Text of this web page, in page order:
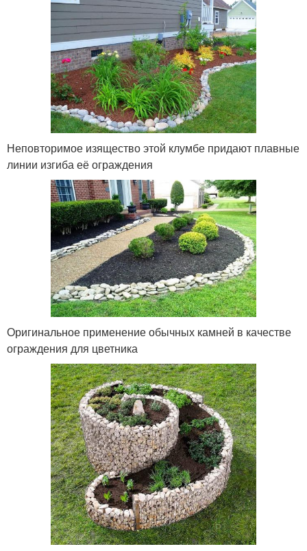
Неповторимое изящество этой клумбе придают плавные
линии изгиба её ограждения
Оригинальное применение обычных камней в качестве
ограждения для цветника